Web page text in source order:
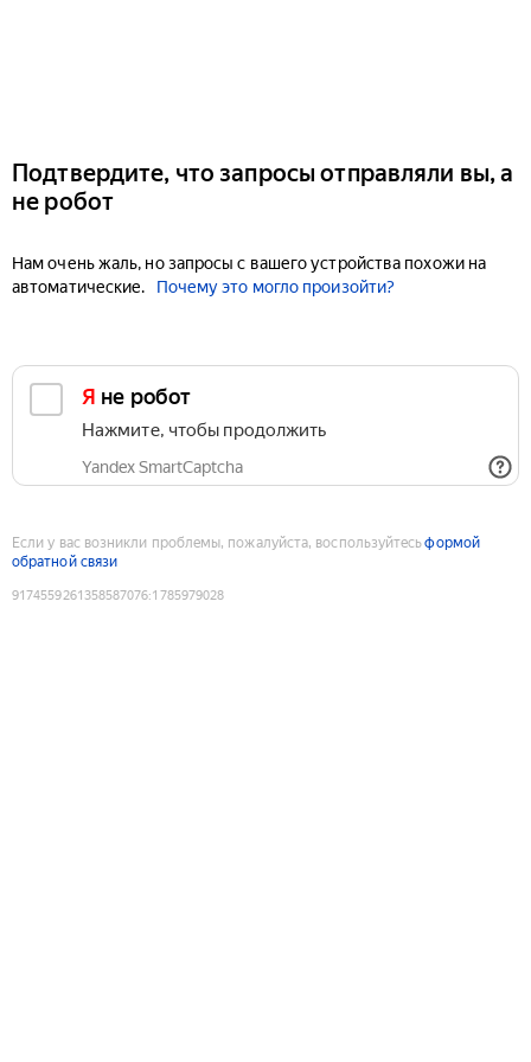
Подтвердите, что запросы отправляли вы, а
не робот
Нам очень жаль, но запросы с вашего устройства похожи на
автоматические.
Почему это могло произойти?
Я не робот
Нажмите, чтобы продолжить
Yandex SmartCaptcha
Если у вас возникли проблемы, пожалуйста, воспользуйтесьформой
обратной связи
9174559261358587076:1785979028